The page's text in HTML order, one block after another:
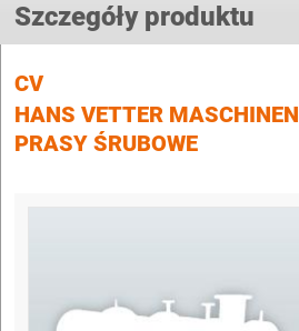
Szczegóły produktu
CV
HANS VETTER MASCHINEN
PRASY ŚRUBOWE